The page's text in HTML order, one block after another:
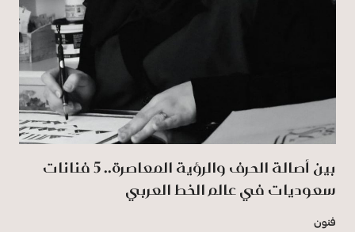
بين أصالة الحرف والرؤية المعاصرة.. 5 فنانات
سعوديات في عالم الخط العربي
فنون